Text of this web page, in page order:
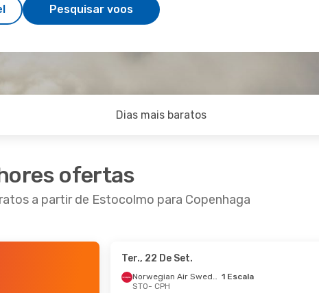
Pesquisar voos
Dias mais baratos
ofertas
a partir de Estocolmo para Copenhaga
- Seg., 12 De Out.
Norwegian Air Sweden Direto
Ter., 22 De Set.
Norwegian Air Sweden 1 Escala
STO- CPH